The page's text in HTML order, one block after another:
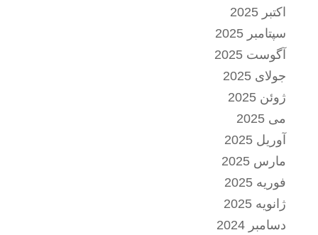
اکتبر 2025
سپتامبر 2025
آگوست 2025
جولای 2025
ژوئن 2025
می 2025
آوریل 2025
مارس 2025
فوریه 2025
ژانویه 2025
دسامبر 2024